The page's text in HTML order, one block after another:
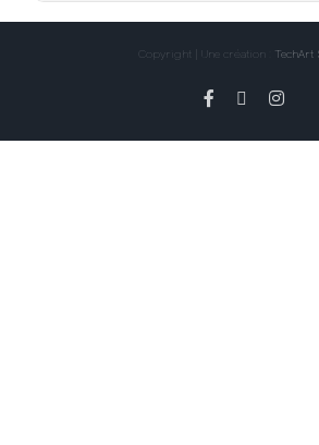
Copyright | Une création : TechArt
Facebook